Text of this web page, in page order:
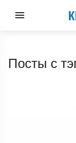
Посты с